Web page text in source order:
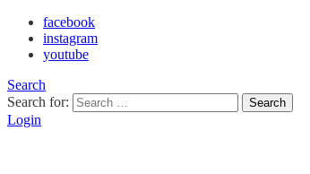
facebook
instagram
youtube
Search
Search for:
Search
Login